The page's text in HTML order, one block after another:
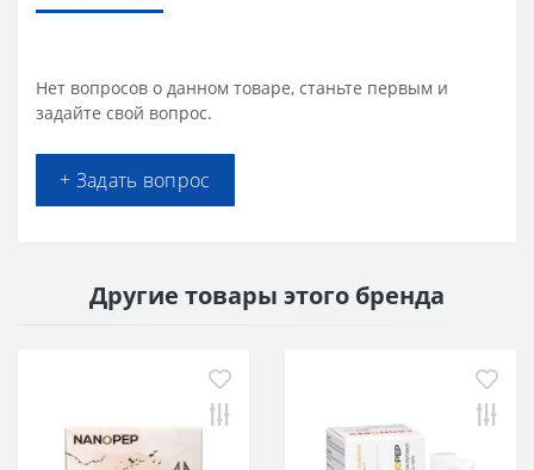
Нет вопросов о данном товаре, станьте первым и
задайте свой вопрос.
+ Задать вопрос
Другие товары этого бренда